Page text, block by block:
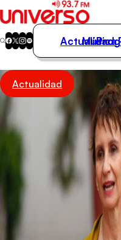
Actualidad
Música
Programas
Podcasts
Destacados
Actualidad
Música
Actualidad